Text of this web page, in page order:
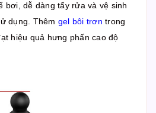
bơi, dễ dàng tẩy rửa và vệ sinh
dụng. Thêm gel bôi trơn trong
hiệu quả hưng phấn cao độ